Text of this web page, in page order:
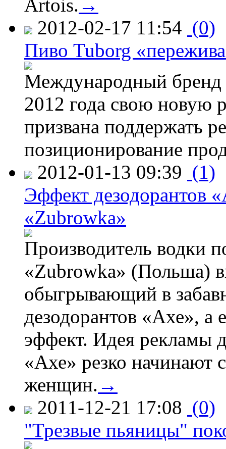
Artois. →
2012-02-17 11:54 (0)
Пиво Tuborg
Международный бренд
2012 года свою новую
призвана поддержать
позиционирование
2012-01-13 09:39 (1)
Эффект дезодорантов
«Zubrowka»
Производитель водки
«Zubrowka» (Польша)
обыгрывающий в
дезодорантов «Ахе», а
эффект. Идея рекламы
«Ахе» резко начинают
женщин. →
2011-12-21 17:08 (0)
"Трезвые пьяницы"